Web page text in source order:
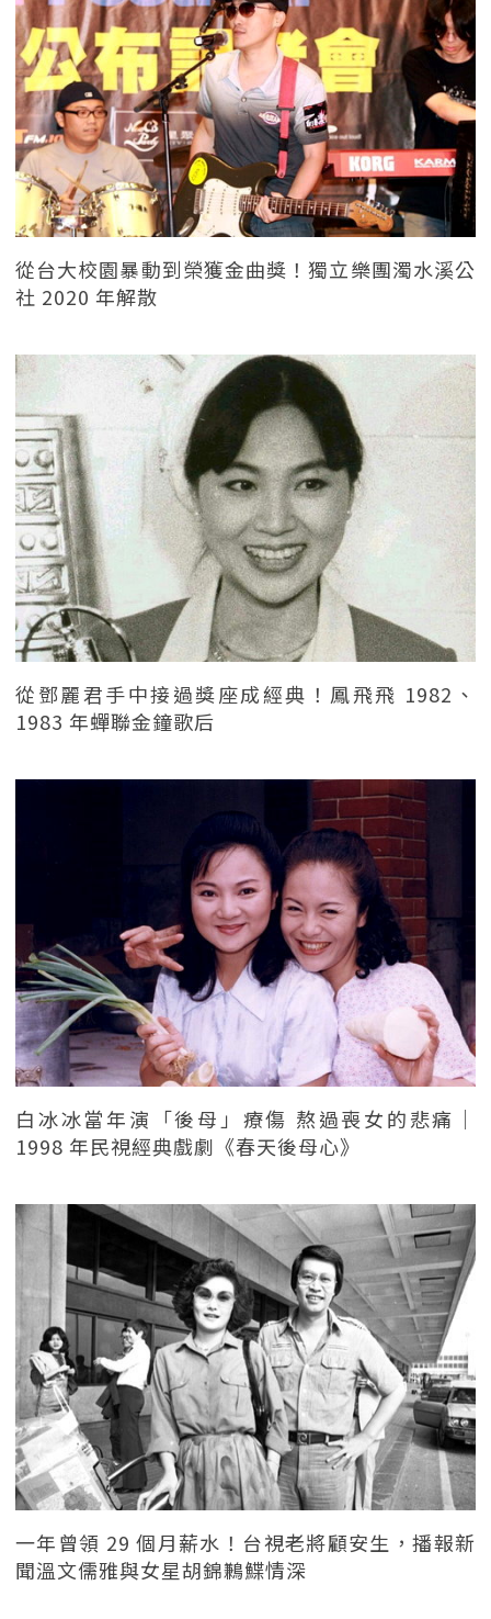
從台大校園暴動到榮獲金曲獎！獨立樂團濁水溪公
社 2020 年解散
從鄧麗君手中接過獎座成經典！鳳飛飛 1982、
1983 年蟬聯金鐘歌后
白冰冰當年演「後母」療傷 熬過喪女的悲痛｜
1998 年民視經典戲劇《春天後母心》
一年曾領 29 個月薪水！台視老將顧安生，播報新
聞溫文儒雅與女星胡錦鶼鰈情深